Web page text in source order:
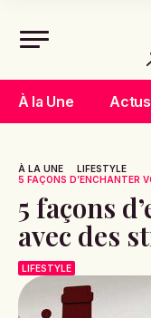
À la Une Actus
À LA UNE
LIFESTYLE
5 FAÇONS D’ENCHANTER
5 façons
avec des
LIFESTYLE